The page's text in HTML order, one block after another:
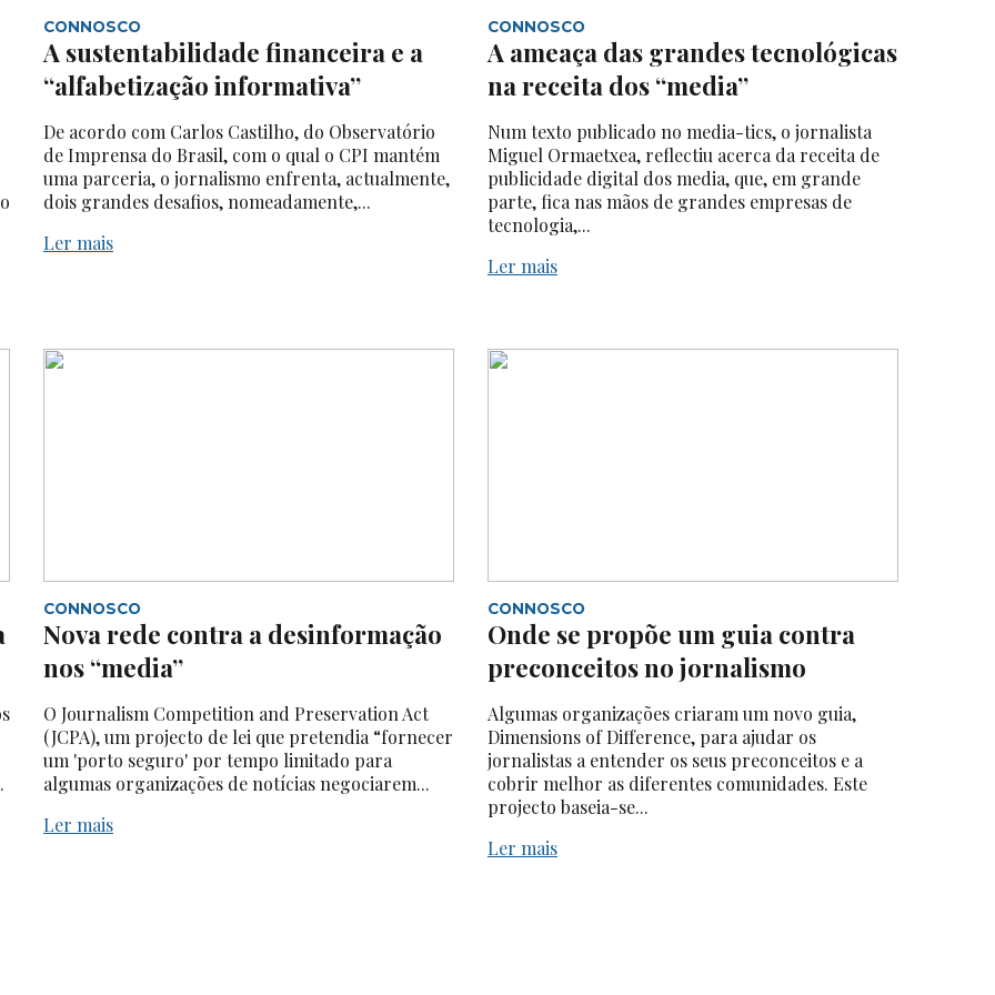
CONNOSCO
A sustentabilidade financeira e a
“alfabetização informativa”
De acordo com Carlos Castilho, do Observatório
de Imprensa do Brasil, com o qual o CPI mantém
uma parceria, o jornalismo enfrenta, actualmente,
dois grandes desafios, nomeadamente,...
Ler mais
CONNOSCO
A ameaça das grandes tecnológicas
na receita dos “media”
Num texto publicado no media-tics, o jornalista
Miguel Ormaetxea, reflectiu acerca da receita de
publicidade digital dos media, que, em grande
parte, fica nas mãos de grandes empresas de
tecnologia,...
Ler mais
CONNOSCO
Nova rede contra a desinformação
nos “media”
O Journalism Competition and Preservation Act
(JCPA), um projecto de lei que pretendia “fornecer
um 'porto seguro' por tempo limitado para
algumas organizações de notícias negociarem...
Ler mais
CONNOSCO
Onde se propõe um guia contra
preconceitos no jornalismo
Algumas organizações criaram um novo guia,
Dimensions of Difference, para ajudar os
jornalistas a entender os seus preconceitos e a
cobrir melhor as diferentes comunidades. Este
projecto baseia-se...
Ler mais